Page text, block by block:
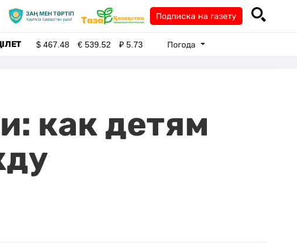
Подписка на газету
$467.48 €539.52 ₽5.73 Погода
как детям